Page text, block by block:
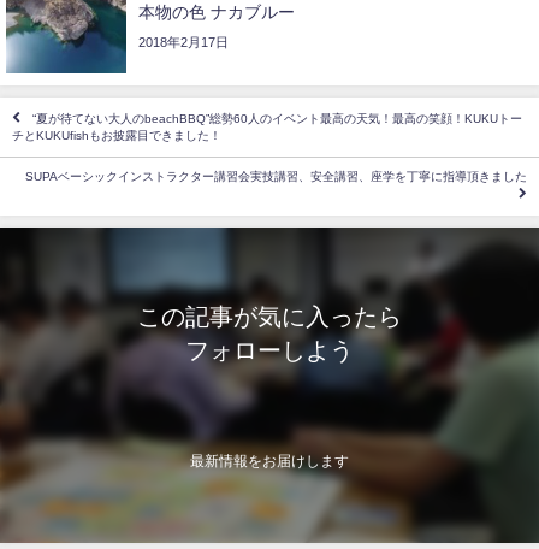
本物の色 ナカブルー
2018年2月17日
“夏が待てない大人のbeachBBQ”総勢60人のイベント最高の天気！最高の笑顔！KUKUトー
チとKUKUfishもお披露目できました！
SUPAベーシックインストラクター講習会実技講習、安全講習、座学を丁寧に指導頂きました
この記事が気に入ったら
フォローしよう
最新情報をお届けします